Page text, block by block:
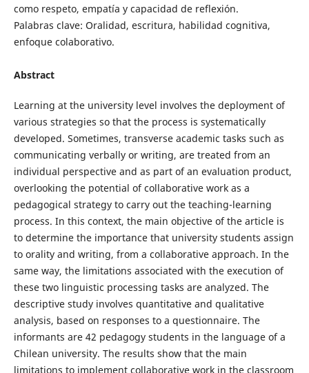
como respeto, empatía y capacidad de reflexión.
Palabras clave: Oralidad, escritura, habilidad cognitiva,
enfoque colaborativo.
Abstract
Learning at the university level involves the deployment of
various strategies so that the process is systematically
developed. Sometimes, transverse academic tasks such as
communicating verbally or writing, are treated from an
individual perspective and as part of an evaluation product,
overlooking the potential of collaborative work as a
pedagogical strategy to carry out the teaching-learning
process. In this context, the main objective of the article is
to determine the importance that university students assign
to orality and writing, from a collaborative approach. In the
same way, the limitations associated with the execution of
these two linguistic processing tasks are analyzed. The
descriptive study involves quantitative and qualitative
analysis, based on responses to a questionnaire. The
informants are 42 pedagogy students in the language of a
Chilean university. The results show that the main
limitations to implement collaborative work in the classroom